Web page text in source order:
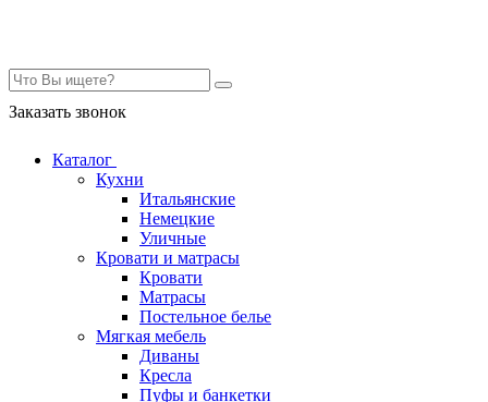
Заказать звонок
Каталог
Кухни
Итальянские
Немецкие
Уличные
Кровати и матрасы
Кровати
Матрасы
Постельное белье
Мягкая мебель
Диваны
Кресла
Пуфы и банкетки